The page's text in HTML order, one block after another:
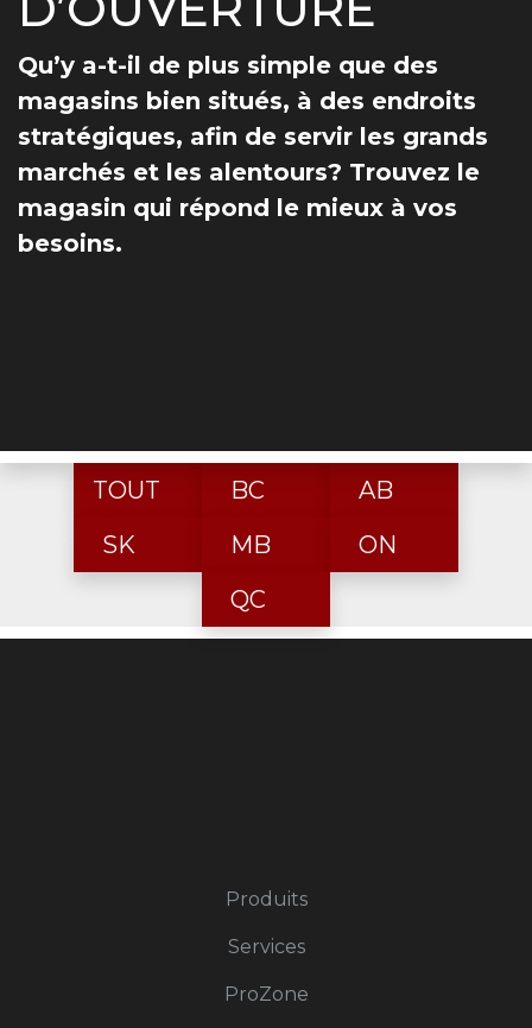
Qu’y a-t-il de plus simple que des
magasins bien situés, à des endroits
stratégiques, afin de servir les grands
marchés et les alentours? Trouvez le
magasin qui répond le mieux à vos
besoins.
TOUT BC
AB
SK
MB
ON
QC
Produits
Services
ProZone